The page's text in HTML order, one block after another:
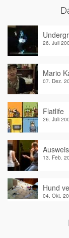
26. Juli
Mario
07. Dez.
Flatlife
26. Juli
13. Feb.
Hund
04. Okt.